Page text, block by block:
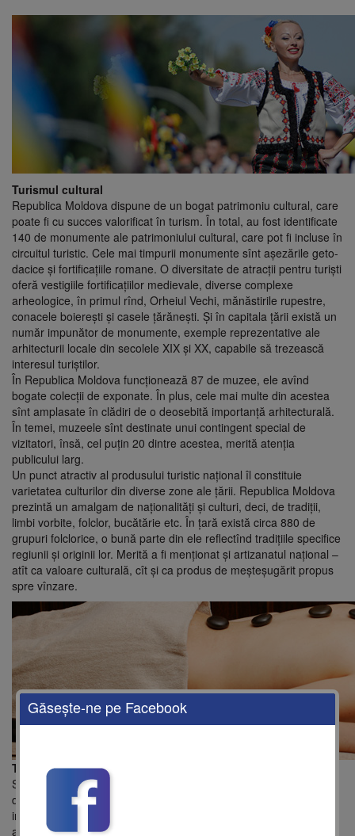
Turismul cultural
Republica Moldova dispune de un bogat patrimoniu cultural, care
poate fi cu succes valorificat în turism. În total, au fost identificate
140 de monumente ale patrimoniului cultural, care pot fi incluse în
circuitul turistic. Cele mai timpurii monumente sînt aşezările geto-
dacice şi fortificaţiile romane. O diversitate de atracţii pentru turişti
oferă vestigiile fortificaţiilor medievale, diverse complexe
arheologice, în primul rînd, Orheiul Vechi, mănăstirile rupestre,
conacele boiereşti şi casele ţărăneşti. Şi în capitala ţării există un
număr impunător de monumente, exemple reprezentative ale
arhitecturii locale din secolele XIX şi XX, capabile să trezească
interesul turiştilor.
În Republica Moldova funcţionează 87 de muzee, ele avînd
bogate colecţii de exponate. În plus, cele mai multe din acestea
sînt amplasate în clădiri de o deosebită importanţă arhitecturală.
În temei, muzeele sînt destinate unui contingent special de
vizitatori, însă, cel puţin 20 dintre acestea, merită atenţia
publicului larg.
Un punct atractiv al produsului turistic naţional îl constituie
varietatea culturilor din diverse zone ale ţării. Republica Moldova
prezintă un amalgam de naţionalităţi şi culturi, deci, de tradiţii,
limbi vorbite, folclor, bucătărie etc. În ţară există circa 880 de
grupuri folclorice, o bună parte din ele reflectînd tradiţiile specifice
regiunii şi originii lor. Merită a fi menţionat şi artizanatul naţional –
atît ca valoare culturală, cît şi ca produs de meşteşugărit propus
spre vînzare.
Turismul de sănătate
Staţiunile balneoclimaterice din Republica Moldova, ar putea
deveni un substanţial produs turistic balneoclimateric de nivel
internaţional, cu condiţia creării în jurul lor a unei infrastructuri
adecvate.
Găseşte-ne pe Facebook